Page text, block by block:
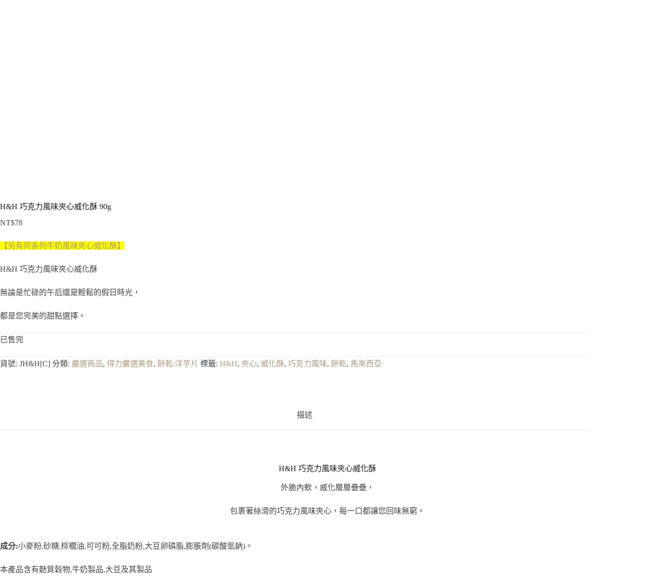
H&H 巧克力風味夾心威化酥 90g
NT$78
【另有同系列牛奶風味夾心威化酥】
H&H 巧克力風味夾心威化酥
無論是忙碌的午后還是輕鬆的假日時光，
都是您完美的甜點選擇。
已售完
貨號: JH&H[C] 分類: 嚴選商品, 得力嚴選美食, 餅乾/洋芋片 標籤: H&H, 夾心, 威化酥, 巧克力風味, 餅乾, 馬來西亞
描述
H&H 巧克力風味夾心威化酥
外脆內軟，威化層層疊疊，
包裹著絲滑的巧克力風味夾心，每一口都讓您回味無窮。
成分:小麥粉,砂糖,棕櫚油,可可粉,全脂奶粉,大豆卵磷脂,膨脹劑(碳酸氫鈉)。
本產品含有麩質穀物,牛奶製品,大豆及其製品